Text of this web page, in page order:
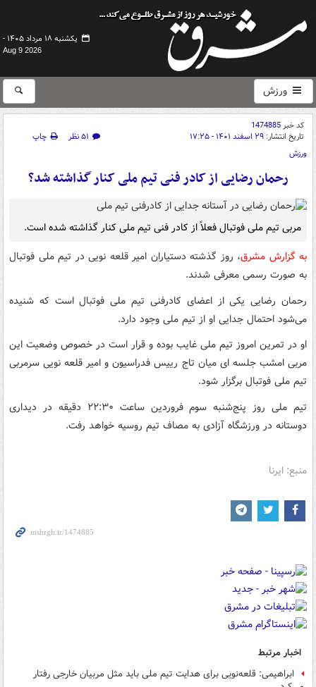
یکشنبه ۱۸ مرداد ۱۴۰۵ -
Aug 9 2026
ورزش
کد خبر1474885
تاریخ انتشار: ۲۹ اسفند ۱۴۰۱ - ۱۷:۲۵ ۵۱ نظر
چاپ
ورزش
رحمان رضایی از کادر فنی تیم ملی کنار گذاشته شد؟
مربی تیم ملی فوتبال فعلاً از کادر فنی تیم ملی کنار گذاشته شده است.
به گزارش مشرق، روز گذشته دستیاران امیر قلعه نویی در تیم ملی فوتبال
به صورت رسمی معرفی شدند.
رحمان رضایی یکی از اعضای کادرفنی تیم ملی فوتبال است که شنیده
می‌شود احتمال جدایی او از تیم ملی وجود دارد.
او در تمرین امروز تیم ملی غایب بوده و قرار است در خصوص وضعیت این
مربی امشب جلسه ای میان تاج رییس فدراسیون و امیر قلعه نویی سرمربی
تیم ملی فوتبال برگزار شود.
تیم ملی روز پنج‌شنبه سوم فروردین ساعت ۲۲:۳۰ دقیقه در دیداری
دوستانه در ورزشگاه آزادی به مصاف تیم روسیه خواهد رفت.
منبع: ایرنا
اخبار مرتبط
ابراهیمی: قلعه‌نویی برای هدایت تیم ملی باید مثل مربیان خارجی رفتار